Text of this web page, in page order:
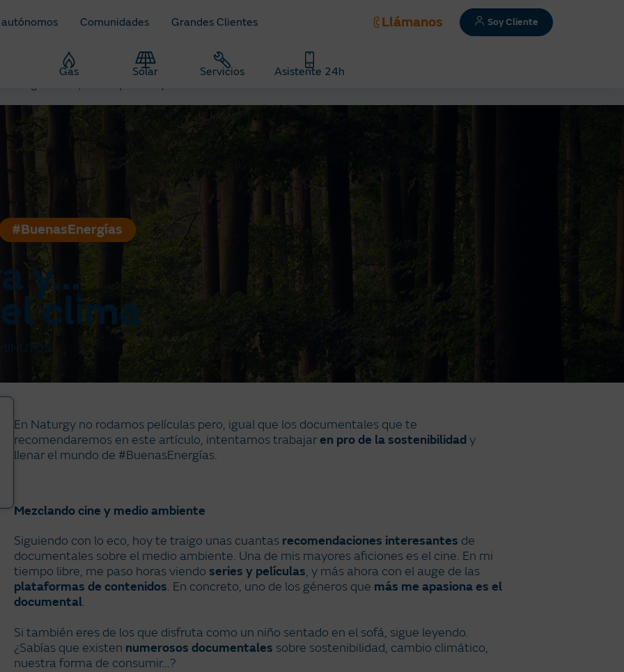
Comunidades Grandes Clientes Llámanos Soy Cliente
Gas Solar Servicios Asistente 24h
#BuenasEnergías
y...
clima
En Naturgy no rodamos películas pero, igual que los documentales que te
recomendaremos en este artículo, intentamos trabajaren pro de la sostenibilidad y
llenar el mundo de #BuenasEnergías.
Mezclando cine y medio ambiente
Siguiendo con lo eco, hoy te traigo unas cuantas recomendaciones interesantes de
documentales sobre el medio ambiente. Una de mis mayores aficiones es el cine. En mi
tiempo libre, me paso horas viendo series y películas, y más ahora con el auge de las
plataformas de contenidos. En concreto, uno de los géneros que más me apasiona es el
documental.
Si también eres de los que disfruta como un niño sentado en el sofá, sigue leyendo.
¿Sabías que existen numerosos documentales sobre sostenibilidad, cambio climático,
nuestra forma de consumir...?